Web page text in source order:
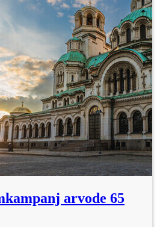
arvode 65